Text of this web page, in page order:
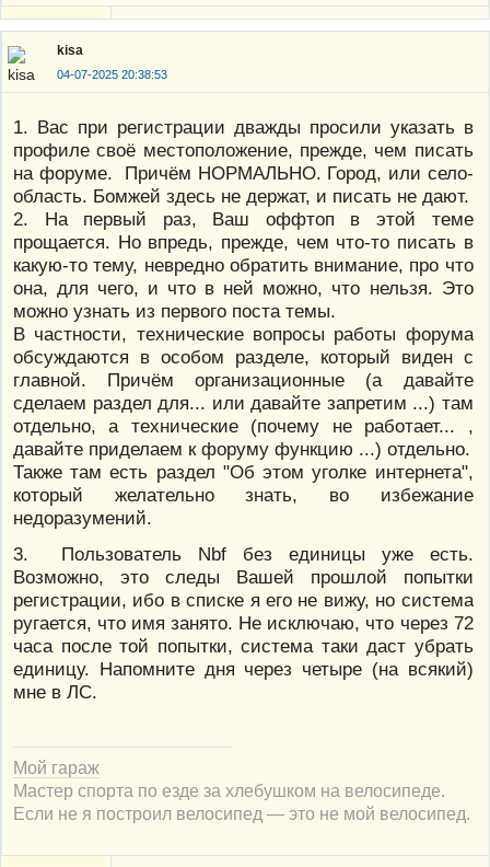
kisa
04-07-2025 20:38:53
1. Вас при регистрации дважды просили указать в
профиле своё местоположение, прежде, чем писать
на форуме. Причём НОРМАЛЬНО. Город, или село-
область. Бомжей здесь не держат, и писать не дают.
2. На первый раз, Ваш оффтоп в этой теме
прощается. Но впредь, прежде, чем что-то писать в
какую-то тему, невредно обратить внимание, про что
она, для чего, и что в ней можно, что нельзя. Это
можно узнать из первого поста темы.
В частности, технические вопросы работы форума
обсуждаются в особом разделе, который виден с
главной. Причём организационные (а давайте
сделаем раздел для... или давайте запретим ...) там
отдельно, а технические (почему не работает... ,
давайте приделаем к форуму функцию ...) отдельно.
Также там есть раздел "Об этом уголке интернета",
который желательно знать, во избежание
недоразумений.
3. Пользователь Nbf без единицы уже есть.
Возможно, это следы Вашей прошлой попытки
регистрации, ибо в списке я его не вижу, но система
ругается, что имя занято. Не исключаю, что через 72
часа после той попытки, система таки даст убрать
единицу. Напомните дня через четыре (на всякий)
мне в ЛС.
Мой гараж
Мастер спорта по езде за хлебушком на велосипеде.
Если не я построил велосипед — это не мой велосипед.